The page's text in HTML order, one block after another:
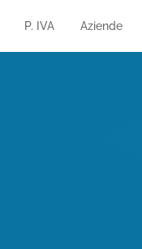
P. IVA Aziende